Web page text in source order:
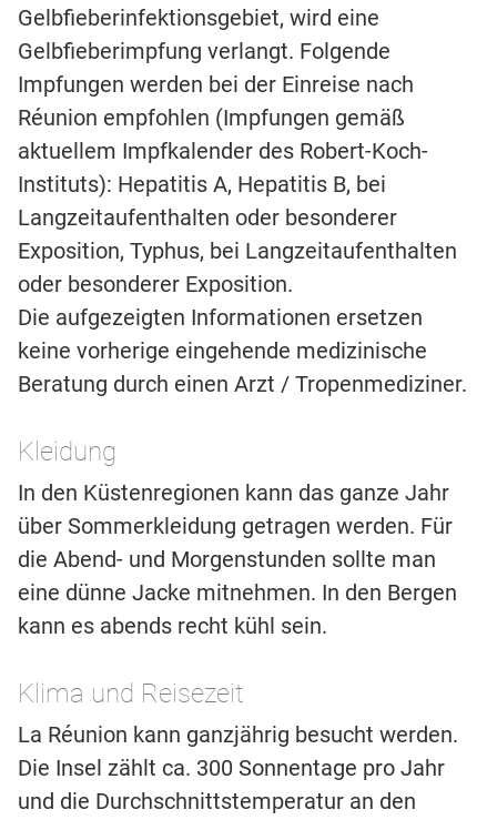
Gelbfieberinfektionsgebiet, wird eine
Gelbfieberimpfung verlangt. Folgende
Impfungen werden bei der Einreise nach
Réunion empfohlen (Impfungen gemäß
aktuellem Impfkalender des Robert-Koch-
Instituts): Hepatitis A, Hepatitis B, bei
Langzeitaufenthalten oder besonderer
Exposition, Typhus, bei Langzeitaufenthalten
oder besonderer Exposition.
Die aufgezeigten Informationen ersetzen
keine vorherige eingehende medizinische
Beratung durch einen Arzt / Tropenmediziner.
Kleidung
In den Küstenregionen kann das ganze Jahr
über Sommerkleidung getragen werden. Für
die Abend- und Morgenstunden sollte man
eine dünne Jacke mitnehmen. In den Bergen
kann es abends recht kühl sein.
Klima und Reisezeit
La Réunion kann ganzjährig besucht werden.
Die Insel zählt ca. 300 Sonnentage pro Jahr
und die Durchschnittstemperatur an den